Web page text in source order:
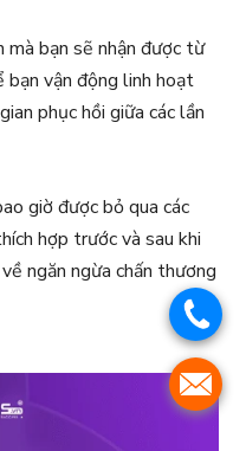
mà bạn sẽ nhận được từ
vận động linh hoạt
phục hồi giữa các lần
giờ được bỏ qua các
hợp trước và sau khi
ngăn ngừa chấn thương
.
.